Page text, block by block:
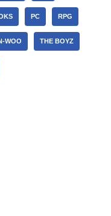
PC RPG
WOO THE BOYZ